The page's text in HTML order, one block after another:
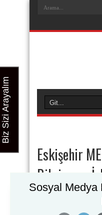
Eskişehir
Bilgisayar
DETAYLI BİLGİ İÇİN
09:00 – 19:00
Sosyal Medya
Biz Sizi Arayalım